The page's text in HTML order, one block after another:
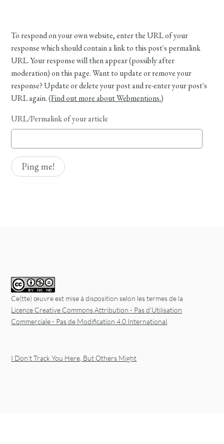
To respond on your own website, enter the URL of your
response which should contain a link to this post's permalink
URL. Your response will then appear (possibly after
moderation) on this page. Want to update or remove your
response? Update or delete your post and re-enter your post's
URL again. (Find out more about Webmentions.)
URL/Permalink of your article
Ce(tte) œuvre est mise à disposition selon les termes de la
Licence Creative Commons Attribution - Pas d'Utilisation
Commerciale - Pas de Modification 4.0 International
I Don’t Track You Here, But Others Might